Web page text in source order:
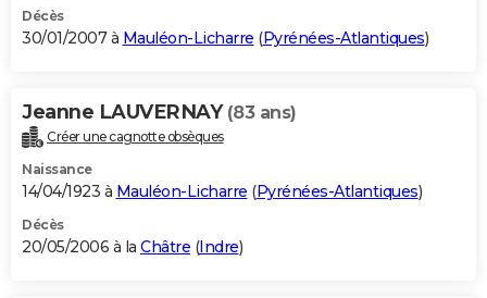
Décès
30/01/2007 à Mauléon-Licharre (Pyrénées-Atlantiques)
Jeanne LAUVERNAY (83 ans)
Créer une cagnotte obsèques
Naissance
14/04/1923 à Mauléon-Licharre (Pyrénées-Atlantiques)
Décès
20/05/2006 à la Châtre (Indre)